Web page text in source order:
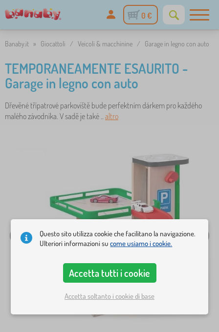
0 €
Banaby.it » Giocattoli / Veicoli & macchinine / Garage in legno con auto
TEMPORANEAMENTE ESAURITO -
Garage in legno con auto
Dřevěné třípatrové parkoviště bude perfektním dárkem pro každého
malého závodníka. V sadě je také .. altro
Questo sito utilizza cookie che facilitano la navigazione.
Ulteriori informazioni sucome usiamo i cookie.
Accetta tutti i cookie
Accetta soltanto i cookie di base